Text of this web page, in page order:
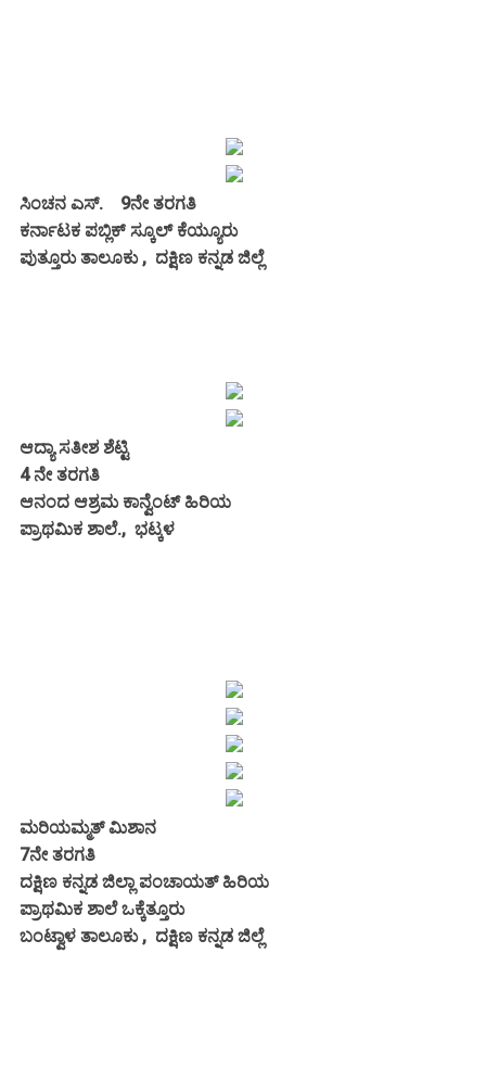
ಸಿಂಚನ ಎಸ್. 9ನೇ ತರಗತಿ
ಕರ್ನಾಟಕ ಪಬ್ಲಿಕ್ ಸ್ಕೂಲ್ ಕೆಯ್ಯೂರು
ಪುತ್ತೂರು ತಾಲೂಕು , ದಕ್ಷಿಣ ಕನ್ನಡ ಜಿಲ್ಲೆ
ಆದ್ಯಾ ಸತೀಶ ಶೆಟ್ಟಿ
4 ನೇ ತರಗತಿ
ಆನಂದ ಆಶ್ರಮ ಕಾನ್ವೆಂಟ್ ಹಿರಿಯ
ಪ್ರಾಥಮಿಕ ಶಾಲೆ., ಭಟ್ಕಳ
ಮರಿಯಮ್ಮತ್ ಮಿಶಾನ
7ನೇ ತರಗತಿ
ದಕ್ಷಿಣ ಕನ್ನಡ ಜಿಲ್ಲಾ ಪಂಚಾಯತ್ ಹಿರಿಯ
ಪ್ರಾಥಮಿಕ ಶಾಲೆ ಒಕ್ಕೆತ್ತೂರು
ಬಂಟ್ವಾಳ ತಾಲೂಕು , ದಕ್ಷಿಣ ಕನ್ನಡ ಜಿಲ್ಲೆ